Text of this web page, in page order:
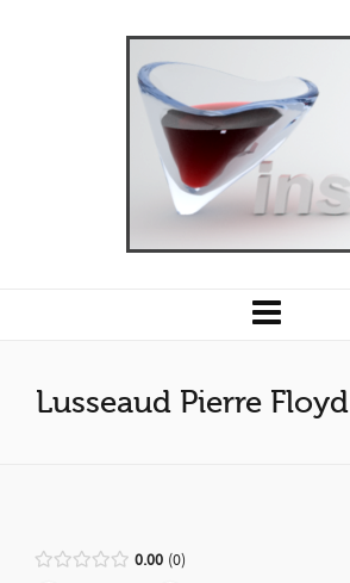
Lusseaud Pierre Floyd
0.00 0